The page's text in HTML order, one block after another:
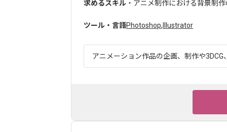
求めるスキル ・アニメ制作における背景制
ツール・言語Photoshop, Illustrator
アニメーション作品の企画、制作や